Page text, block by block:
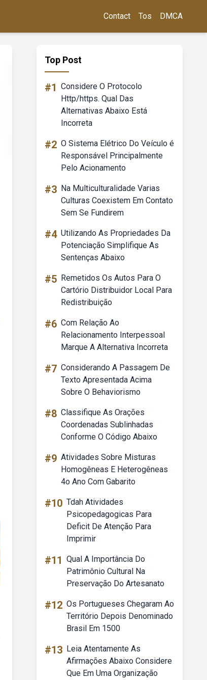
Contact Tos DMCA
Top Post
#1 Considere O Protocolo
Http/https. Qual Das
Alternativas Abaixo Está
Incorreta
#2 O Sistema Elétrico Do Veículo é
Responsável Principalmente
Pelo Acionamento
#3 Na Multiculturalidade Varias
Culturas Coexistem Em Contato
Sem Se Fundirem
#4 Utilizando As Propriedades Da
Potenciação Simplifique As
Sentenças Abaixo
#5 Remetidos Os Autos Para O
Cartório Distribuidor Local Para
Redistribuição
#6 Com Relação Ao
Relacionamento Interpessoal
Marque A Alternativa Incorreta
#7 Considerando A Passagem De
Texto Apresentada Acima
Sobre O Behaviorismo
#8 Classifique As Orações
Coordenadas Sublinhadas
Conforme O Código Abaixo
#9 Atividades Sobre Misturas
Homogêneas E Heterogêneas
4o Ano Com Gabarito
#10 Tdah Atividades
Psicopedagogicas Para
Deficit De Atenção Para
Imprimir
#11 Qual A Importância Do
Patrimônio Cultural Na
Preservação Do Artesanato
#12 Os Portugueses Chegaram Ao
Território Depois Denominado
Brasil Em 1500
#13 Leia Atentamente As
Afirmações Abaixo Considere
Que Em Uma Organização